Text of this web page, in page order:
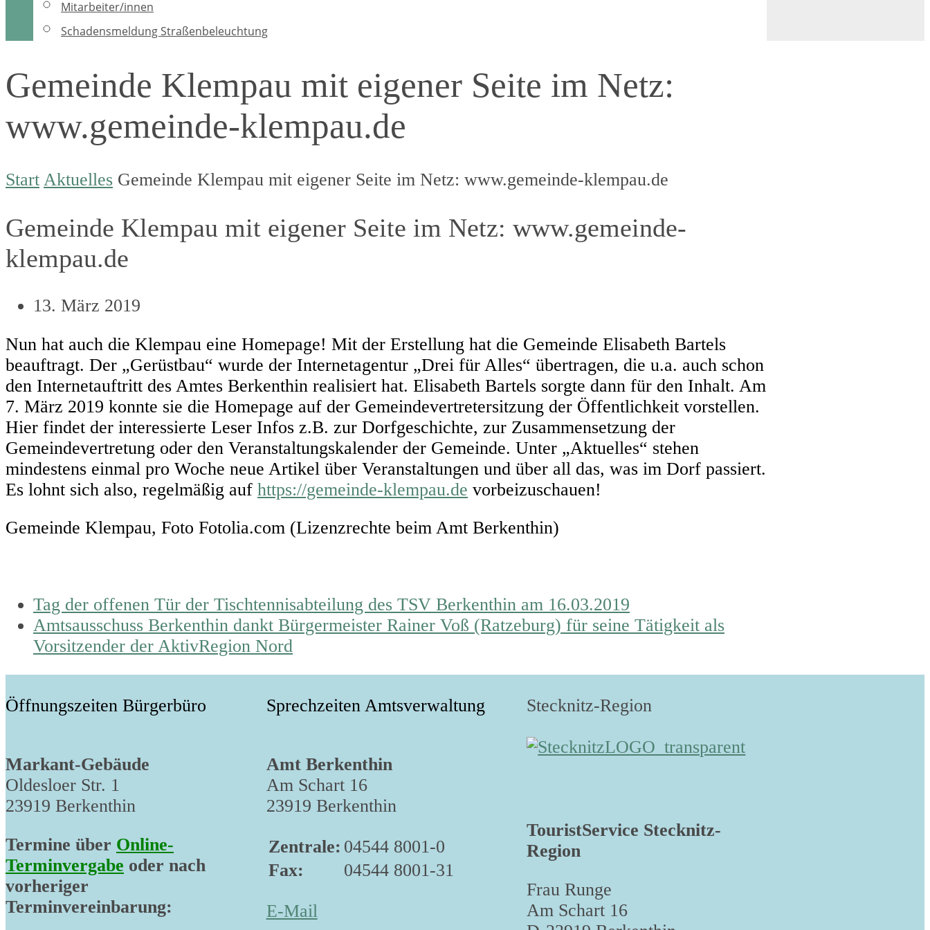
Mitarbeiter/innen
Schadensmeldung Straßenbeleuchtung
Gemeinde Klempau mit eigener Seite im Netz:
www.gemeinde-klempau.de
Start Aktuelles Gemeinde Klempau mit eigener Seite im Netz: www.gemeinde-klempau.de
Gemeinde Klempau mit eigener Seite im Netz: www.gemeinde-
klempau.de
13. März 2019
Nun hat auch die Klempau eine Homepage! Mit der Erstellung hat die Gemeinde Elisabeth Bartels
beauftragt. Der „Gerüstbau“ wurde der Internetagentur „Drei für Alles“ übertragen, die u.a. auch schon
den Internetauftritt des Amtes Berkenthin realisiert hat. Elisabeth Bartels sorgte dann für den Inhalt. Am
7. März 2019 konnte sie die Homepage auf der Gemeindevertretersitzung der Öffentlichkeit vorstellen.
Hier findet der interessierte Leser Infos z.B. zur Dorfgeschichte, zur Zusammensetzung der
Gemeindevertretung oder den Veranstaltungskalender der Gemeinde. Unter „Aktuelles“ stehen
mindestens einmal pro Woche neue Artikel über Veranstaltungen und über all das, was im Dorf passiert.
Es lohnt sich also, regelmäßig auf https://gemeinde-klempau.de vorbeizuschauen!
Gemeinde Klempau, Foto Fotolia.com (Lizenzrechte beim Amt Berkenthin)
previous
post:
Tag der offenen Tür der Tischtennisabteilung des TSV Berkenthin am 16.03.2019
next
post:
Amtsausschuss Berkenthin dankt Bürgermeister Rainer Voß (Ratzeburg) für seine Tätigkeit als
Vorsitzender der AktivRegion Nord
Öffnungszeiten Bürgerbüro
Markant-Gebäude
Oldesloer Str. 1
23919 Berkenthin
Termine über Online-
Terminvergabe oder nach
vorheriger
Terminvereinbarung:
Sprechzeiten Amtsverwaltung
Amt Berkenthin
Am Schart 16
23919 Berkenthin
Zentrale: 04544 8001-0
Fax:
04544 8001-31
E-Mail
Stecknitz-Region
TouristService Stecknitz-
Region
Frau Runge
Am Schart 16